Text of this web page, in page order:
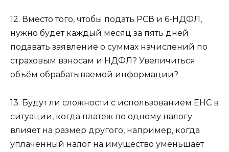
12. Вместо того, чтобы подать РСВ и 6-НДФЛ,
нужно будет каждый месяц за пять дней
подавать заявление о суммах начислений по
страховым взносам и НДФЛ? Увеличиться
объём обрабатываемой информации?
13. Будут ли сложности с использованием ЕНС в
ситуации, когда платеж по одному налогу
влияет на размер другого, например, когда
уплаченный налог на имущество уменьшает